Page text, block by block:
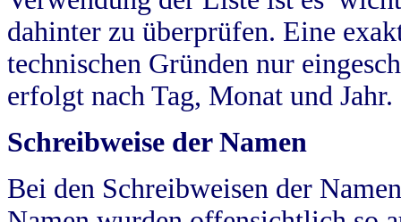
dahinter zu überprüfen. Eine
technischen Gründen nur
erfolgt nach Tag, Monat und Jahr.
Schreibweise der Namen
Bei den Schreibweisen der